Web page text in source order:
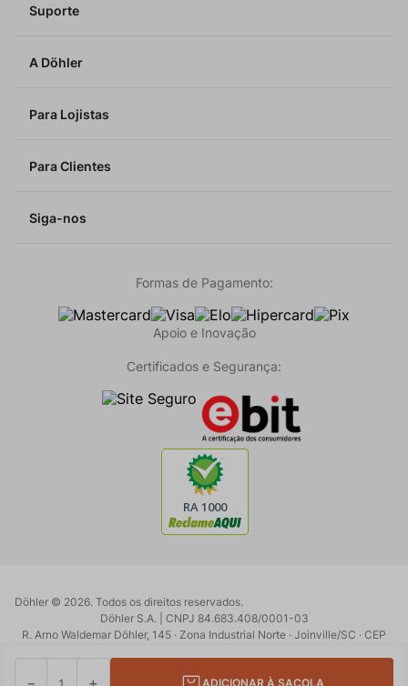
＋
－ ADICIONAR À SACOLA
Suporte
A Döhler
Para Lojistas
Para Clientes
Siga-nos
Formas de Pagamento:
Apoio e Inovação
Certificados e Segurança:
Döhler © 2026. Todos os direitos reservados.
Döhler S.A. | CNPJ 84.683.408/0001-03
R. Arno Waldemar Döhler, 145 · Zona Industrial Norte · Joinville/SC · CEP